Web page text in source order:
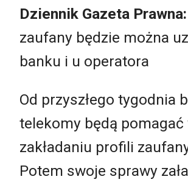
Dziennik Gazeta Prawna:
zaufany będzie można
banku i u operatora
Od przyszłego tygodnia
telekomy będą pomagać
zakładaniu profili
Potem swoje sprawy